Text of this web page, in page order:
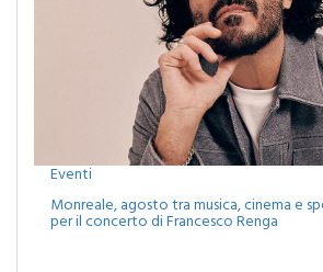
Eventi
Monreale, agosto tra musica, cinema e
per il concerto di Francesco Renga